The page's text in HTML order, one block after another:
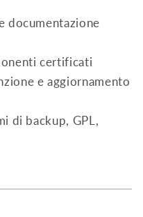
documentazione
certificati
e aggiornamento
di backup, GPL,